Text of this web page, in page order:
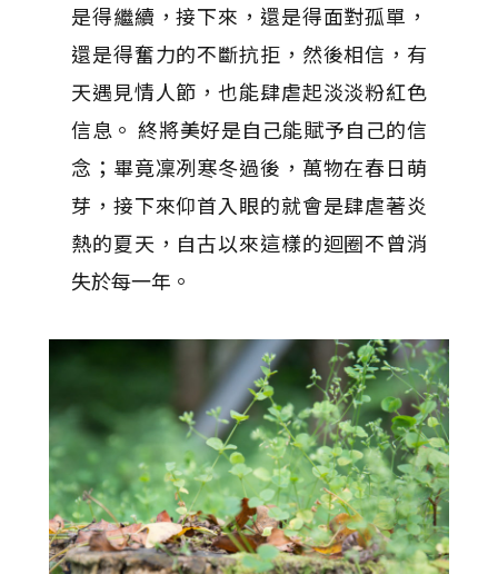
是得繼續，接下來，還是得面對孤單，
還是得奮力的不斷抗拒，然後相信，有
天遇見情人節，也能肆虐起淡淡粉紅色
信息。 終將美好是自己能賦予自己的信
念；畢竟凜冽寒冬過後，萬物在春日萌
芽，接下來仰首入眼的就會是肆虐著炎
熱的夏天，自古以來這樣的迴圈不曾消
失於每一年。